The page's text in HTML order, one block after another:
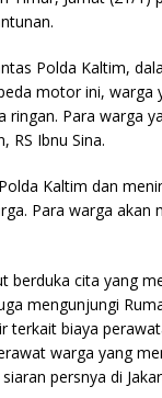
Polda Kaltim,
motor ini,
Para warga
RS Ibnu Sina.
Kaltim dan
Para warga akan
berduka cita yang
mengunjungi
biaya
warga yang
persnya di